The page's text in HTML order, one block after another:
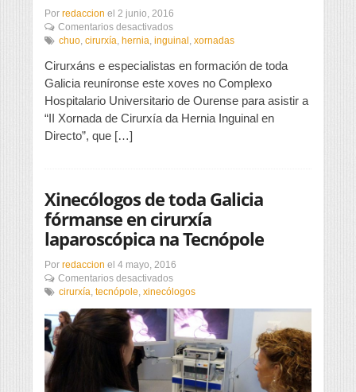
Por redaccion el 2 junio, 2016
Comentarios desactivadosen
O
comparte
a
súa
experencia
na
chuo, cirurxía, hernia, inguinal, xornadas
Cirurxáns e especialistas en formación de toda
Galicia reuníronse este xoves no Complexo
Hospitalario Universitario de Ourense para asistir a
“II Xornada de Cirurxía da Hernia Inguinal en
Directo”, que […]
Xinecólogos de toda Galicia
fórmanse en cirurxía
laparoscópica na Tecnópole
Por redaccion el 4 mayo, 2016
Comentarios desactivadosen
Xinecólogos
toda
Galicia
fórmanse
en
cirurxía
laparoscópica
cirurxía, tecnópole, xinecólogos